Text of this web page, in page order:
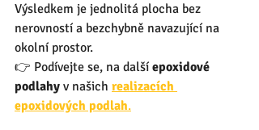
Výsledkem je jednolitá plocha bez
nerovností a bezchybně navazující na
okolní prostor.
👉 Podívejte se, na další epoxidové
podlahy v našich realizacích
epoxidových podlah.